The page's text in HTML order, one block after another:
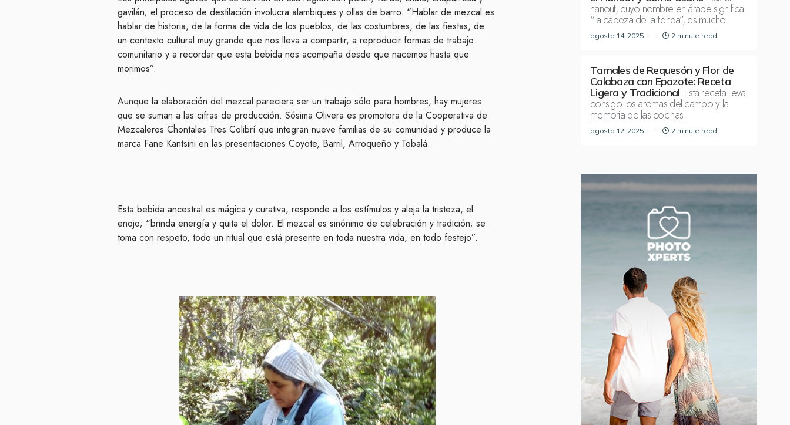
gavilán; el proceso de destilación involucra alambiques y ollas de barro. “Hablar de mezcal es
hablar de historia, de la forma de vida de los pueblos, de las costumbres, de las fiestas, de
un contexto cultural muy grande que nos lleva a compartir, a reproducir formas de trabajo
comunitario y a recordar que esta bebida nos acompaña desde que nacemos hasta que
morimos”.
Aunque la elaboración del mezcal pareciera ser un trabajo sólo para hombres, hay mujeres
que se suman a las cifras de producción. Sósima Olivera es promotora de la Cooperativa de
Mezcaleros Chontales Tres Colibrí que integran nueve familias de su comunidad y produce la
marca Fane Kantsini en las presentaciones Coyote, Barril, Arroqueño y Tobalá.
Esta bebida ancestral es mágica y curativa, responde a los estímulos y aleja la tristeza, el
enojo; “brinda energía y quita el dolor. El mezcal es sinónimo de celebración y tradición; se
toma con respeto, todo un ritual que está presente en toda nuestra vida, en todo festejo”.
hanout, cuyo nombre en árabe significa
“la cabeza de la tienda”, es mucho
agosto 14, 2025 2 minute read
Tamales de Requesón y Flor de
Calabaza con Epazote: Receta
Ligera y Tradicional Esta receta lleva
consigo los aromas del campo y la
memoria de las cocinas
agosto 12, 2025 2 minute read